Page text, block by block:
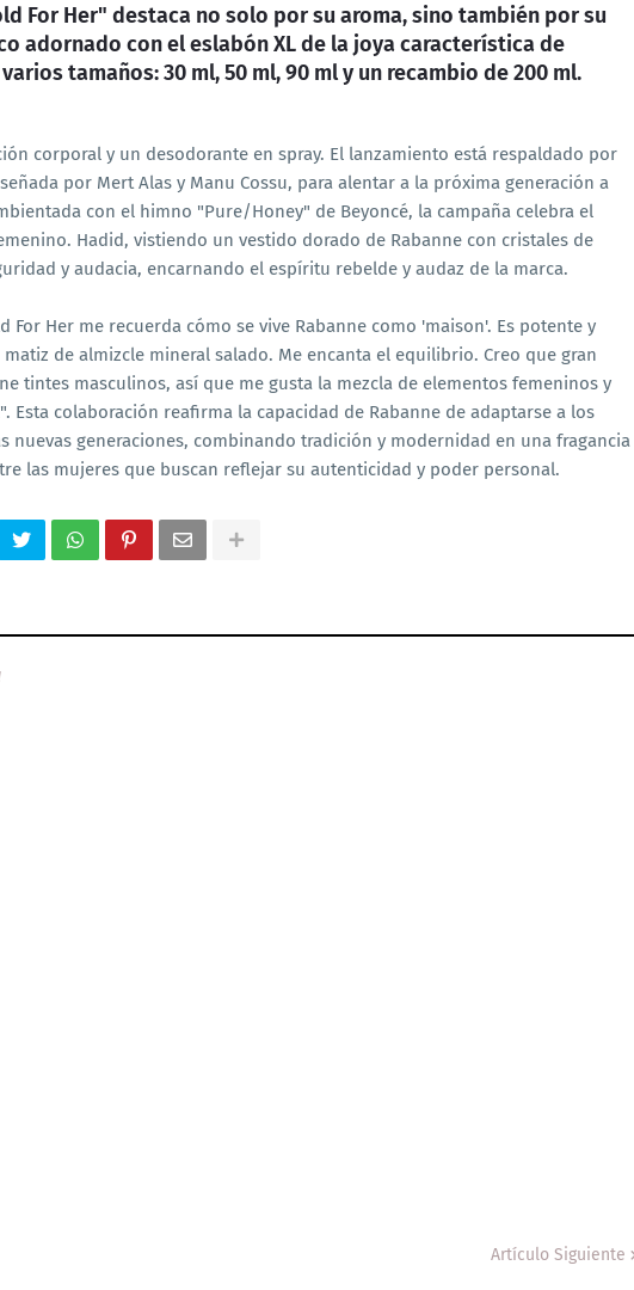
For Her" destaca no solo por su aroma, sino también por su
adornado con el eslabón XL de la joya característica de
tamaños: 30 ml, 50 ml, 90 ml y un recambio de 200 ml.
corporal y un desodorante en spray. El lanzamiento está respaldado por
por Mert Alas y Manu Cossu, para alentar a la próxima generación a
con el himno "Pure/Honey" de Beyoncé, la campaña celebra el
Hadid, vistiendo un vestido dorado de Rabanne con cristales de
y audacia, encarnando el espíritu rebelde y audaz de la marca.
For Her me recuerda cómo se vive Rabanne como 'maison'. Es potente y
de almizcle mineral salado. Me encanta el equilibrio. Creo que gran
tintes masculinos, así que me gusta la mezcla de elementos femeninos y
Esta colaboración reafirma la capacidad de Rabanne de adaptarse a los
nuevas generaciones, combinando tradición y modernidad en una fragancia
las mujeres que buscan reflejar su autenticidad y poder personal.
Artículo Siguiente